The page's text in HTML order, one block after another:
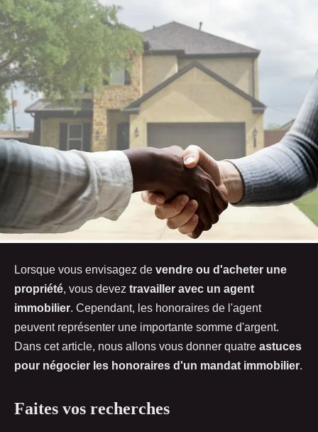
Lorsque vous envisagez de vendre ou d'acheter une
propriété, vous devez travailler avec un agent
immobilier. Cependant, les honoraires de l'agent
peuvent représenter une importante somme d'argent.
Dans cet article, nous allons vous donner quatre astuces
pour négocier les honoraires d'un mandat immobilier.
Faites vos recherches